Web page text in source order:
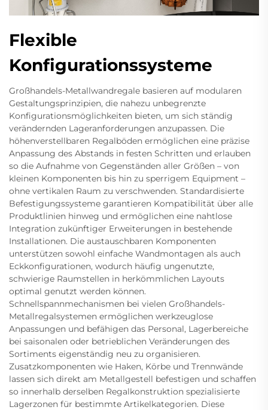
Flexible
Konfigurationssysteme
Großhandels-Metallwandregale basieren auf modularen
Gestaltungsprinzipien, die nahezu unbegrenzte
Konfigurationsmöglichkeiten bieten, um sich ständig
verändernden Lageranforderungen anzupassen. Die
höhenverstellbaren Regalböden ermöglichen eine präzise
Anpassung des Abstands in festen Schritten und erlauben
so die Aufnahme von Gegenständen aller Größen – von
kleinen Komponenten bis hin zu sperrigem Equipment –
ohne vertikalen Raum zu verschwenden. Standardisierte
Befestigungssysteme garantieren Kompatibilität über alle
Produktlinien hinweg und ermöglichen eine nahtlose
Integration zukünftiger Erweiterungen in bestehende
Installationen. Die austauschbaren Komponenten
unterstützen sowohl einfache Wandmontagen als auch
Eckkonfigurationen, wodurch häufig ungenutzte,
schwierige Raumstellen in herkömmlichen Layouts
optimal genutzt werden können.
Schnellspannmechanismen bei vielen Großhandels-
Metallregalsystemen ermöglichen werkzeuglose
Anpassungen und befähigen das Personal, Lagerbereiche
bei saisonalen oder betrieblichen Veränderungen des
Sortiments eigenständig neu zu organisieren.
Zusatzkomponenten wie Haken, Körbe und Trennwände
lassen sich direkt am Metallgestell befestigen und schaffen
so innerhalb derselben Regalkonstruktion spezialisierte
Lagerzonen für bestimmte Artikelkategorien. Diese